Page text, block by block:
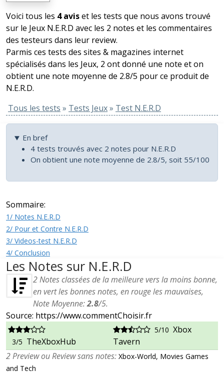
Voici tous les 4 aviset les tests que nous avons trouvé
sur le Jeux N.E.R.D avec les 2 notes et les commentaires
des testeurs dans leur review.
Parmis ces tests des sites & magazines internet
spécialisés dans les Jeux, 2 ont donné une note et on
obtient une note moyenne de 2.8/5 pour ce produit de
N.E.R.D.
Tous les tests » Tests Jeux» Test N.E.R.D
En bref
4 tests trouvés avec 2 notes pour N.E.R.D
On obtient une note moyenne de 2.8/5, soit 55/100
Sommaire:
1/ Notes N.E.R.D
2/ Pour et Contre N.E.R.D
3/ Videos-test N.E.R.D
4/ Conclusion
Les Notes sur N.E.R.D
2Notes classées de la meilleure vers la moins bonne,
en vert les bonnes notes, en rouge les mauvaises,
Note Moyenne:2.8/5.
Source: https://www.commentChoisir.fr
3/5 TheXboxHub
5/10 Xbox
Tavern
2 Preview ou Review sans notes: Xbox-World, Movies Games
and Tech